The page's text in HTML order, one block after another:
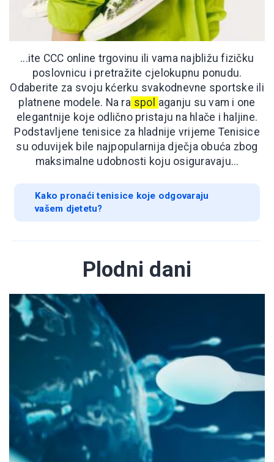
...ite CCC online trgovinu ili vama najbližu fizičku
poslovnicu i pretražite cjelokupnu ponudu.
Odaberite za svoju kćerku svakodnevne sportske ili
platnene modele. Na ra spol aganju su vam i one
elegantnije koje odlično pristaju na hlače i haljine.
Podstavljene tenisice za hladnije vrijeme Tenisice
su oduvijek bile najpopularnija dječja obuća zbog
maksimalne udobnosti koju osiguravaju...
Kako pronaći tenisice koje odgovaraju
vašem djetetu?
Plodni dani